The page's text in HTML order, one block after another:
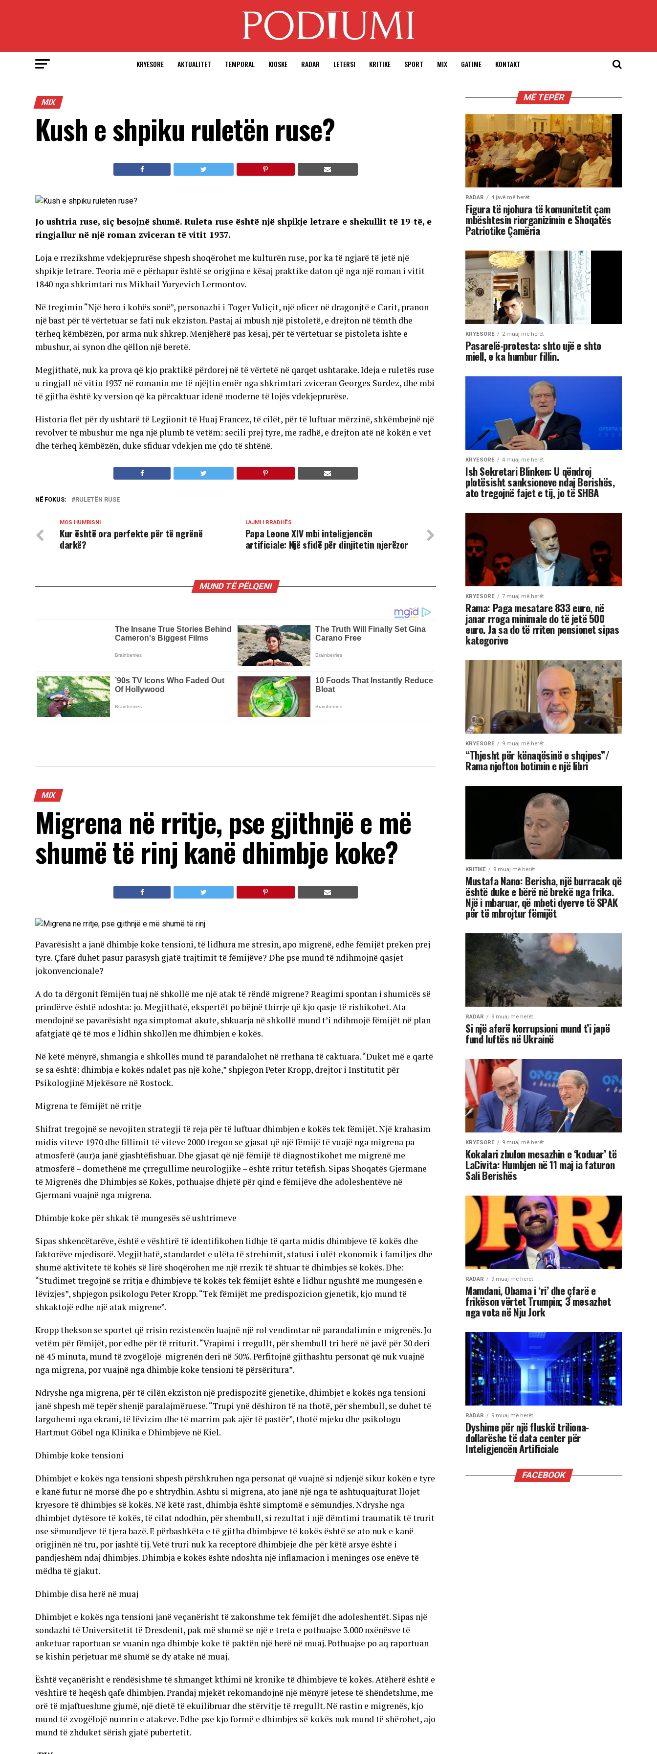
KRYESORE AKTUALITET TEMPORAL KIOSKE RADAR LETERSI KRITIKE SPORT MIX GATIME KONTAKT
MIX
Kush e shpiku ruletën ruse?
Jo ushtria ruse, siç besojnë shumë. Ruleta ruse është një shpikje letrare e shekullit të 19-të, e
ringjallur në një roman zviceran të vitit 1937.
Loja e rrezikshme vdekjeprurëse shpesh shoqërohet me kulturën ruse, por ka të ngjarë të jetë një
shpikje letrare. Teoria më e përhapur është se origjina e kësaj praktike daton që nga një roman i vitit
1840 nga shkrimtari rus Mikhail Yuryevich Lermontov.
Në tregimin “Një hero i kohës sonë”, personazhi i Toger Vuliçit, një oficer në dragonjtë e Carit, pranon
një bast për të vërtetuar se fati nuk ekziston. Pastaj ai mbush një pistoletë, e drejton në tëmth dhe
tërheq këmbëzën, por arma nuk shkrep. Menjëherë pas kësaj, për të vërtetuar se pistoleta ishte e
mbushur, ai synon dhe qëllon një beretë.
Megjithatë, nuk ka prova që kjo praktikë përdorej në të vërtetë në qarqet ushtarake. Ideja e ruletës ruse
u ringjall në vitin 1937 në romanin me të njëjtin emër nga shkrimtari zviceran Georges Surdez, dhe mbi
të gjitha është ky version që ka përcaktuar idenë moderne të lojës vdekjeprurëse.
Historia flet për dy ushtarë të Legjionit të Huaj Francez, të cilët, për të luftuar mërzinë, shkëmbejnë një
revolver të mbushur me nga një plumb të vetëm: secili prej tyre, me radhë, e drejton atë në kokën e vet
dhe tërheq këmbëzën, duke sfiduar vdekjen me çdo të shtënë.
NË FOKUS: RULETËN RUSE
LAJMI I RRADHËS
Papa Leone XIV mbi inteligjencën
artificiale: Një sfidë për dinjitetin njerëzor
MOS HUMBISNI
Kur është ora perfekte për të ngrënë
darkë?
MUND TË PËLQENI
MIX
Migrena në rritje, pse gjithnjë e më
shumë të rinj kanë dhimbje koke?
Pavarësisht a janë dhimbje koke tensioni, të lidhura me stresin, apo migrenë, edhe fëmijët preken prej
tyre. Çfarë duhet pasur parasysh gjatë trajtimit të fëmijëve? Dhe pse mund të ndihmojnë qasjet
jokonvencionale?
A do ta dërgonit fëmijën tuaj në shkollë me një atak të rëndë migrene? Reagimi spontan i shumicës së
prindërve është ndoshta: jo. Megjithatë, ekspertët po bëjnë thirrje që kjo qasje të rishikohet. Ata
mendojnë se pavarësisht nga simptomat akute, shkuarja në shkollë mund t’i ndihmojë fëmijët në plan
afatgjatë që të mos e lidhin shkollën me dhimbjen e kokës.
Në këtë mënyrë, shmangia e shkollës mund të parandalohet në rrethana të caktuara. “Duket më e qartë
se sa është: dhimbja e kokës ndalet pas një kohe,” shpjegon Peter Kropp, drejtor i Institutit për
Psikologjinë Mjekësore në Rostock.
Migrena te fëmijët në rritje
Shifrat tregojnë se nevojiten strategji të reja për të luftuar dhimbjen e kokës tek fëmijët. Një krahasim
midis viteve 1970 dhe fillimit të viteve 2000 tregon se gjasat që një fëmijë të vuajë nga migrena pa
atmosferë (aur)a janë gjashtëfishuar. Dhe gjasat që një fëmijë të diagnostikohet me migrenë me
atmosferë – domethënë me çrregullime neurologjike – është rritur tetëfish. Sipas Shoqatës Gjermane
të Migrenës dhe Dhimbjes së Kokës, pothuajse dhjetë për qind e fëmijëve dhe adoleshentëve në
Gjermani vuajnë nga migrena.
Dhimbje koke për shkak të mungesës së ushtrimeve
Sipas shkencëtarëve, është e vështirë të identifikohen lidhje të qarta midis dhimbjeve të kokës dhe
faktorëve mjedisorë. Megjithatë, standardet e ulëta të strehimit, statusi i ulët ekonomik i familjes dhe
shumë aktivitete të kohës së lirë shoqërohen me një rrezik të shtuar të dhimbjes së kokës. Dhe:
“Studimet tregojnë se rritja e dhimbjeve të kokës tek fëmijët është e lidhur ngushtë me mungesën e
lëvizjes”, shpjegon psikologu Peter Kropp. “Tek fëmijët me predispozicion gjenetik, kjo mund të
shkaktojë edhe një atak migrene”.
Kropp thekson se sportet që rrisin rezistencën luajnë një rol vendimtar në parandalimin e migrenës. Jo
vetëm për fëmijët, por edhe për të rriturit. “Vrapimi i rregullt, për shembull tri herë në javë për 30 deri
në 45 minuta, mund të zvogëlojë migrenën deri në 50%. Përfitojnë gjithashtu personat që nuk vuajnë
nga migrena, por vuajnë nga dhimbje koke tensioni të përsëritura”.
Ndryshe nga migrena, për të cilën ekziston një predispozitë gjenetike, dhimbjet e kokës nga tensioni
janë shpesh më tepër shenjë paralajmëruese. “Trupi ynë dëshiron të na thotë, për shembull, se duhet të
largohemi nga ekrani, të lëvizim dhe të marrim pak ajër të pastër”, thotë mjeku dhe psikologu
Hartmut Göbel nga Klinika e Dhimbjeve në Kiel.
Dhimbje koke tensioni
Dhimbjet e kokës nga tensioni shpesh përshkruhen nga personat që vuajnë si ndjenjë sikur kokën e tyre
e kanë futur në morsë dhe po e shtrydhin. Ashtu si migrena, ato janë një nga të ashtuquajturat llojet
kryesore të dhimbjes së kokës. Në këtë rast, dhimbja është simptomë e sëmundjes. Ndryshe nga
dhimbjet dytësore të kokës, të cilat ndodhin, për shembull, si rezultat i një dëmtimi traumatik të trurit
ose sëmundjeve të tjera bazë. E përbashkëta e të gjitha dhimbjeve të kokës është se ato nuk e kanë
origjinën në tru, por jashtë tij. Vetë truri nuk ka receptorë dhimbjeje dhe për këtë arsye është i
pandjeshëm ndaj dhimbjes. Dhimbja e kokës është ndoshta një inflamacion i meninges ose enëve të
mëdha të gjakut.
Dhimbje disa herë në muaj
Dhimbjet e kokës nga tensioni janë veçanërisht të zakonshme tek fëmijët dhe adoleshentët. Sipas një
sondazhi të Universitetit të Dresdenit, pak më shumë se një e treta e pothuajse 3.000 nxënësve të
anketuar raportuan se vuanin nga dhimbje koke të paktën një herë në muaj. Pothuajse po aq raportuan
se kishin përjetuar më shumë se dy atake në muaj.
Është veçanërisht e rëndësishme të shmanget kthimi në kronike të dhimbjeve të kokës. Atëherë është e
vështirë të heqësh qafe dhimbjen. Prandaj mjekët rekomandojnë një mënyrë jetese të shëndetshme, me
orë të mjaftueshme gjumë, një dietë të ekuilibruar dhe stërvitje të rregullt. Në rastin e migrenës, kjo
mund të zvogëlojë numrin e atakeve. Edhe pse kjo formë e dhimbjes së kokës nuk mund të shërohet, ajo
mund të zhduket sërish gjatë pubertetit.
MË TEPËR
RADAR 4 javë më herët
Figura të njohura të komunitetit çam
mbështesin riorganizimin e Shoqatës
Patriotike Çamëria
KRYESORE 2 muaj më herët
Pasarelë-protesta: shto ujë e shto
miell, e ka humbur fillin.
KRYESORE 4 muaj më herët
Ish Sekretari Blinken: U qëndroj
plotësisht sanksioneve ndaj Berishës,
ato tregojnë fajet e tij, jo të SHBA
KRYESORE 7 muaj më herët
Rama: Paga mesatare 833 euro, në
janar rroga minimale do të jetë 500
euro. Ja sa do të rriten pensionet sipas
kategorive
KRYESORE 9 muaj më herët
“Thjesht për kënaqësinë e shqipes”/
Rama njofton botimin e një libri
KRITIKE 9 muaj më herët
Mustafa Nano: Berisha, një burracak që
është duke e bërë në brekë nga frika.
Një i mbaruar, që mbeti dyerve të SPAK
për të mbrojtur fëmijët
RADAR 9 muaj më herët
Si një aferë korrupsioni mund t’i japë
fund luftës në Ukrainë
KRYESORE 9 muaj më herët
Kokalari zbulon mesazhin e ‘koduar’ të
LaCivita: Humbjen në 11 maj ia faturon
Sali Berishës
RADAR 9 muaj më herët
Mamdani, Obama i ‘ri’ dhe çfarë e
frikëson vërtet Trumpin; 3 mesazhet
nga vota në Nju Jork
RADAR 9 muaj më herët
Dyshime për një fluskë triliona-
dollarëshe të data center për
Inteligjencën Artificiale
FACEBOOK